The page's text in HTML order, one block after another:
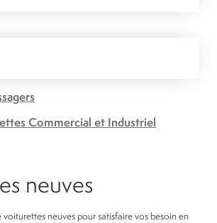
Commercial et Industriel
neuves
neuves pour satisfaire vos besoin en